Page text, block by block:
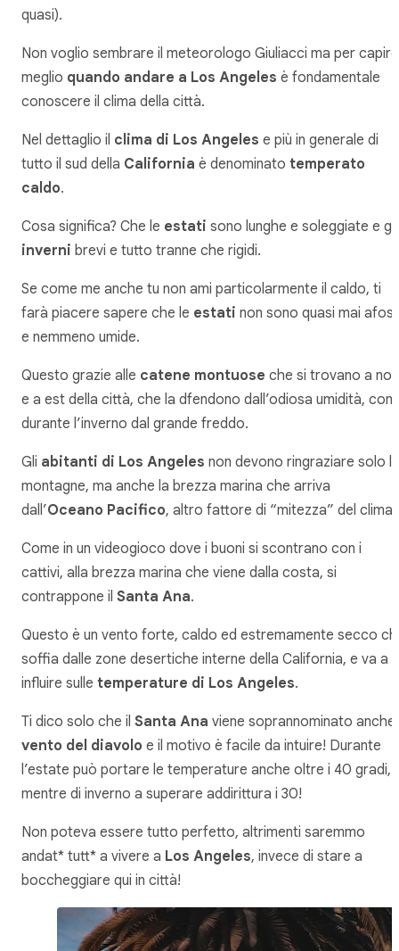
quasi).
Non voglio sembrare il meteorologo Giuliacci ma per capire
meglio quando andare a Los Angeles è fondamentale
conoscere il clima della città.
Nel dettaglio il clima di Los Angeles e più in generale di
tutto il sud della California è denominato temperato
caldo.
Cosa significa? Che le estati sono lunghe e soleggiate e gli
inverni brevi e tutto tranne che rigidi.
Se come me anche tu non ami particolarmente il caldo, ti
farà piacere sapere che le estati non sono quasi mai
e nemmeno umide.
Questo grazie alle catene montuose che si trovano a
e a est della città, che la dfendono dall’odiosa umidità,
durante l’inverno dal grande freddo.
Gli abitanti di Los Angeles non devono ringraziare solo le
montagne, ma anche la brezza marina che arriva
dall’Oceano Pacifico, altro fattore di “mitezza” del clima.
Come in un videogioco dove i buoni si scontrano con i
cattivi, alla brezza marina che viene dalla costa, si
contrappone il Santa Ana.
Questo è un vento forte, caldo ed estremamente secco
soffia dalle zone desertiche interne della California, e va a
influire sulle temperature di Los Angeles.
Ti dico solo che il Santa Ana viene soprannominato anche
vento del diavolo e il motivo è facile da intuire! Durante
l’estate può portare le temperature anche oltre i 40 gradi,
mentre di inverno a superare addirittura i 30!
Non poteva essere tutto perfetto, altrimenti saremmo
andat* tutt* a vivere a Los Angeles, invece di stare a
boccheggiare qui in città!